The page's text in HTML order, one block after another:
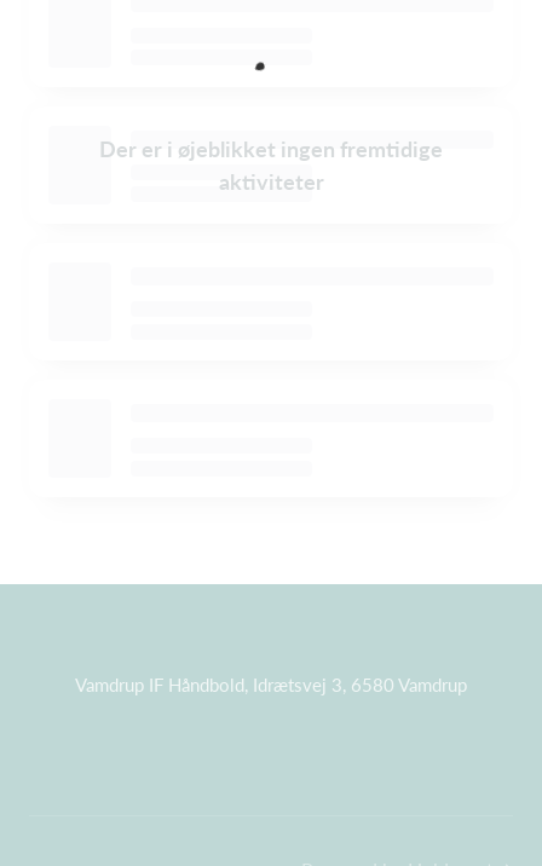
Der er i øjeblikket ingen fremtidige
aktiviteter
Vamdrup IF Håndbold, Idrætsvej 3, 6580 Vamdrup